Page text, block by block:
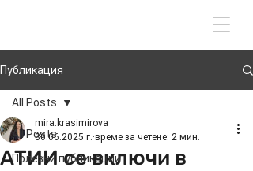
Публикация
All Posts
Полезни публикации
All Posts
АТИИ се включи в
mira.krasimirova
30.06.2025 г. време за четене: 2 мин.